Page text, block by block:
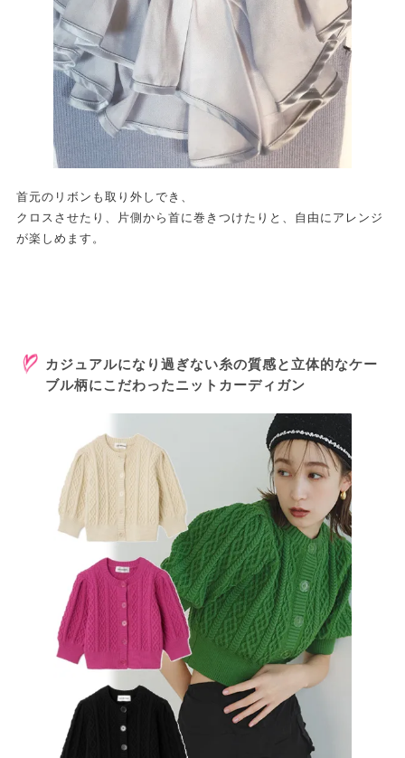
首元のリボンも取り外しでき、
クロスさせたり、片側から首に巻きつけたりと、自由にアレンジ
が楽しめます。
カジュアルになり過ぎない糸の質感と立体的なケー
ブル柄にこだわったニットカーディガン